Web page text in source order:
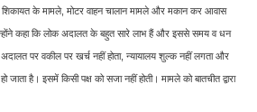
शिकायत के मामले, मोटर वाहन चालान मामले और मकान कर आवास
कहा कि लोक अदालत के बहुत सारे लाभ हैं और इससे समय व धन
पर वकील पर खर्च नहीं होता, न्यायालय शुल्क नहीं लगता और
है। इसमें किसी पक्ष को सजा नहीं होती। मामले को बातचीत द्वारा